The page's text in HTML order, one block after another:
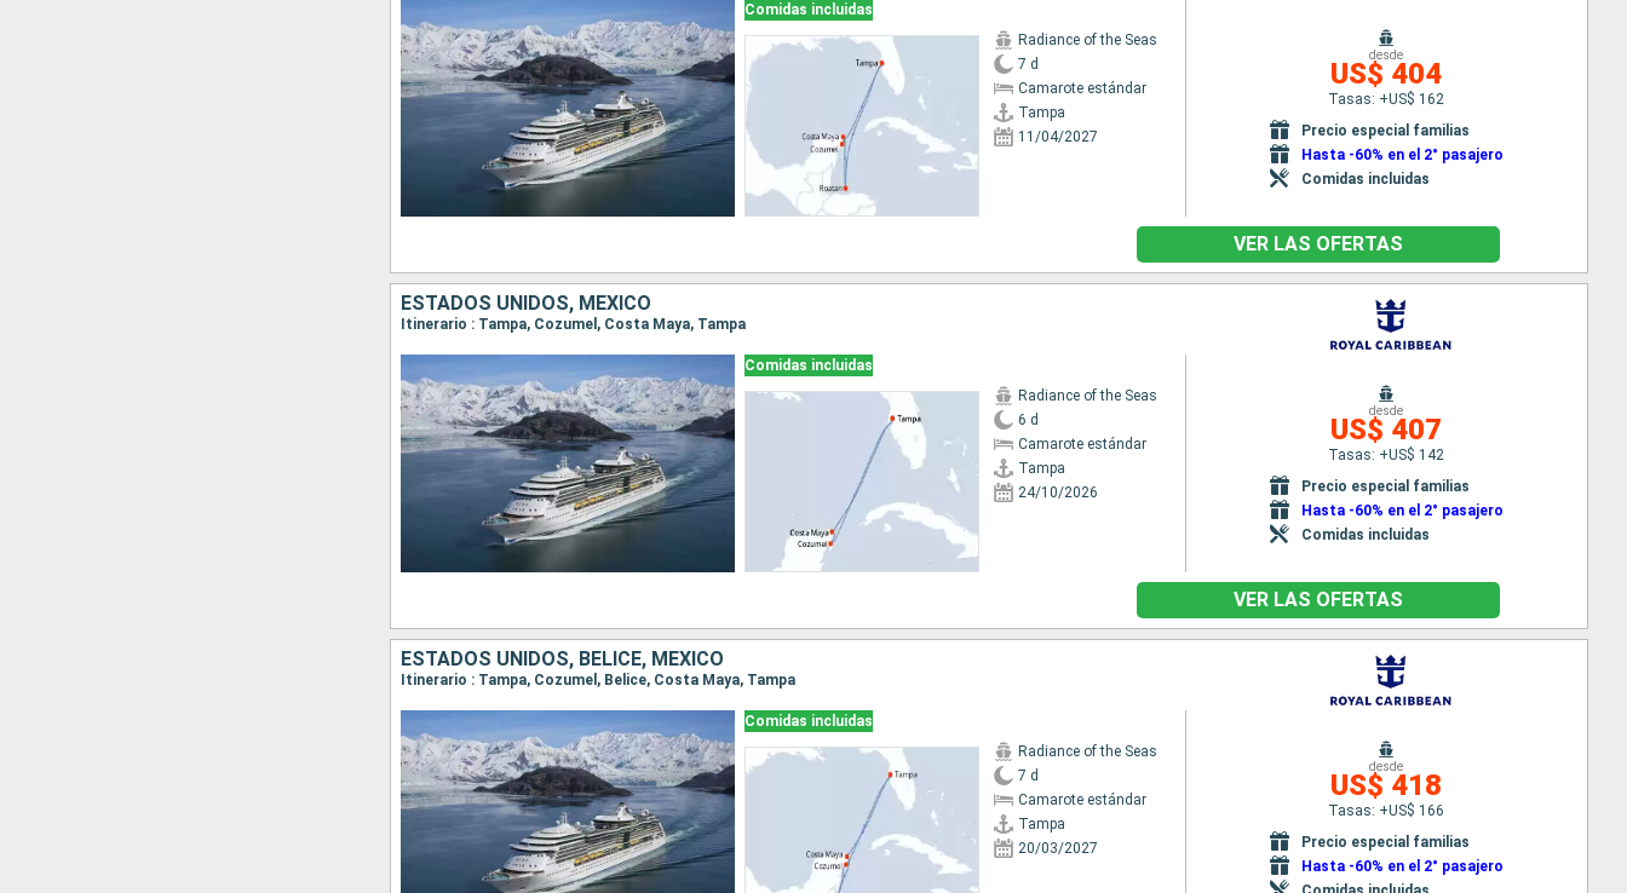
Comidas incluidas
Radiance of the Seas
7 d
Camarote estándar
Tampa
11/04/2027
desde
US$ 404
Tasas: +US$ 162
Precio especial familias
Hasta -60% en el 2° pasajero
Comidas incluidas
VER LAS OFERTAS
ESTADOS UNIDOS, MÉXICO
Itinerario : Tampa, Cozumel, Costa Maya, Tampa
Comidas incluidas
Radiance of the Seas
6 d
Camarote estándar
Tampa
24/10/2026
desde
US$ 407
Tasas: +US$ 142
Precio especial familias
Hasta -60% en el 2° pasajero
Comidas incluidas
VER LAS OFERTAS
ESTADOS UNIDOS, BELICE, MÉXICO
Itinerario : Tampa, Cozumel, Belice, Costa Maya, Tampa
Comidas incluidas
Radiance of the Seas
7 d
Camarote estándar
Tampa
20/03/2027
desde
US$ 418
Tasas: +US$ 166
Precio especial familias
Hasta -60% en el 2° pasajero